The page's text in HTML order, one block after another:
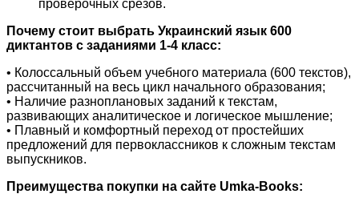
проверочных срезов.
Почему стоит выбрать Украинский язык 600
диктантов с заданиями 1-4 класс:
• Колоссальный объем учебного материала (600 текстов),
рассчитанный на весь цикл начального образования;
• Наличие разноплановых заданий к текстам,
развивающих аналитическое и логическое мышление;
• Плавный и комфортный переход от простейших
предложений для первоклассников к сложным текстам
выпускников.
Преимущества покупки на сайте Umka-Books: